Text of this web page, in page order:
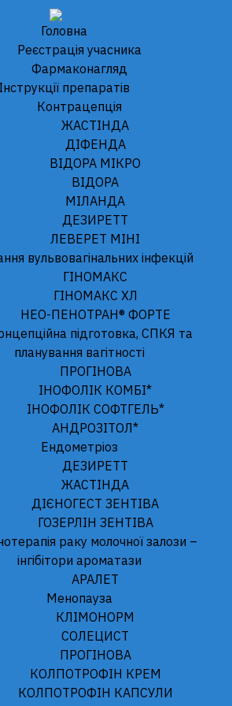
Головна
Реєстрація учасника
Фармаконагляд
Iнструкції препаратів
Контрацепція
ЖАСТІНДА
ДІФЕНДА
ВІДОРА МІКРО
ВІДОРА
МІЛАНДА
ДЕЗИРЕТТ
ЛЕВЕРЕТ МІНІ
вульвовагінальних інфекцій
ГІНОМАКС
ГІНОМАКС XЛ
НЕО-ПЕНОТРАН® ФОРТЕ
підготовка, СПКЯ та
планування вагітності
ПРОГІНОВА
ІНОФОЛІК КОМБІ*
ІНОФОЛІК СОФТГЕЛЬ*
АНДРОЗІТОЛ*
Ендометріоз
ДЕЗИРЕТТ
ЖАСТІНДА
ДІЄНОГЕСТ ЗЕНТІВА
ГОЗЕРЛІН ЗЕНТІВА
раку молочної залози –
інгібітори ароматази
АРАЛЕТ
Менопауза
КЛІМОНОРМ
СОЛЕЦИСТ
ПРОГІНОВА
КОЛПОТРОФІН КРЕМ
КОЛПОТРОФІН КАПСУЛИ
Логін
розділу дозволений лише
користувачам.
увійдіть або зареєструйтеся.
not human
обліковому записі
02002, м. Київ, пр-т. Броварський, буд. 5-
044 517 75 00.